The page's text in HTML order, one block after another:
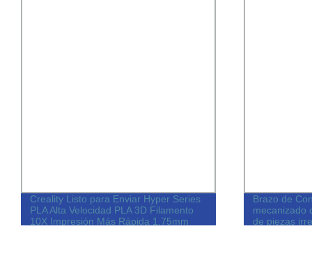
Creality Listo para Enviar Hyper Series
PLA Alta Velocidad PLA 3D Filamento
10X Impresión Más Rápida 1.75mm
Brazo de
mecanizado
de piezas